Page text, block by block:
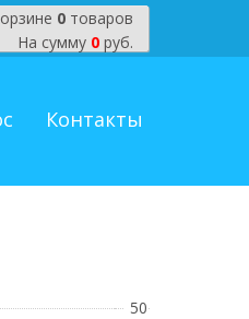
0 товаров
На сумму 0 руб.
Контакты
50